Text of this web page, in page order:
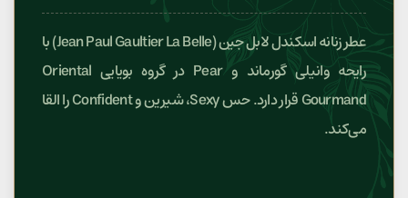
عطر زنانه اسکندل لابل جین (Jean Paul Gaultier La Belle) با
رایحه وانیلی گورماند و Pear در گروه بویایی Oriental
Gourmand قرار دارد. حس Sexy، شیرین و Confident را القا
می‌کند.